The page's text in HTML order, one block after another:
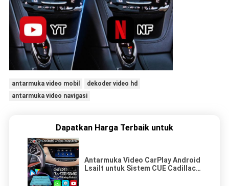
antarmuka video mobil
dekoder video hd
antarmuka video navigasi
Dapatkan Harga Terbaik untuk
Antarmuka Video CarPlay Android
Lsailt untuk Sistem CUE Cadillac